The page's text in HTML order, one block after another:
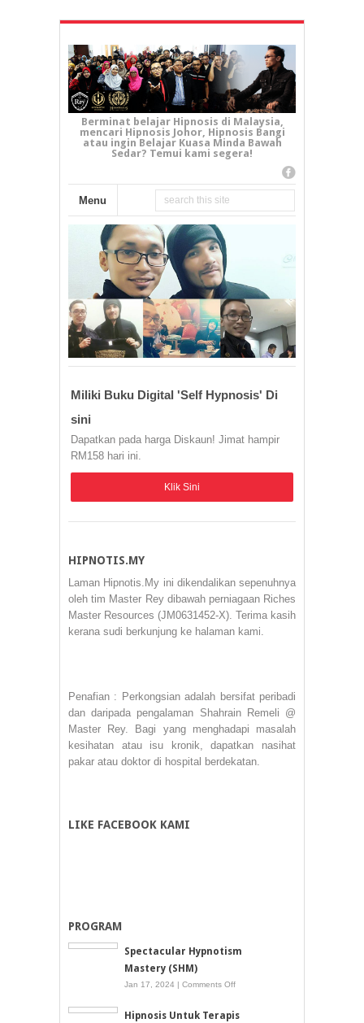
Berminat belajar Hipnosis di Malaysia,
mencari Hipnosis Johor, Hipnosis Bangi
atau ingin Belajar Kuasa Minda Bawah
Sedar? Temui kami segera!
Menu
Miliki Buku Digital 'Self Hypnosis' Di
sini
Dapatkan pada harga Diskaun! Jimat hampir
RM158 hari ini.
Klik Sini
HIPNOTIS.MY
Laman Hipnotis.My ini dikendalikan sepenuhnya
oleh tim Master Rey dibawah perniagaan Riches
Master Resources (JM0631452-X). Terima kasih
kerana sudi berkunjung ke halaman kami.
Penafian : Perkongsian adalah bersifat peribadi
dan daripada pengalaman Shahrain Remeli @
Master Rey. Bagi yang menghadapi masalah
kesihatan atau isu kronik, dapatkan nasihat
pakar atau doktor di hospital berdekatan.
LIKE FACEBOOK KAMI
PROGRAM
Spectacular Hypnotism
Mastery (SHM)
Jan 17, 2024 | Comments Offon
Hypnotism
Hipnosis Untuk Terapis